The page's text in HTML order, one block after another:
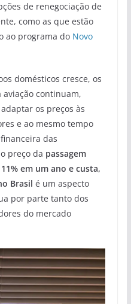
de renegociação de
como as que estão
ao programa do Novo
domésticos cresce, os
continuam,
os preços às
e ao mesmo tempo
das
preço da passagem
em um ano e custa,
Brasil é um aspecto
por parte tanto dos
do mercado